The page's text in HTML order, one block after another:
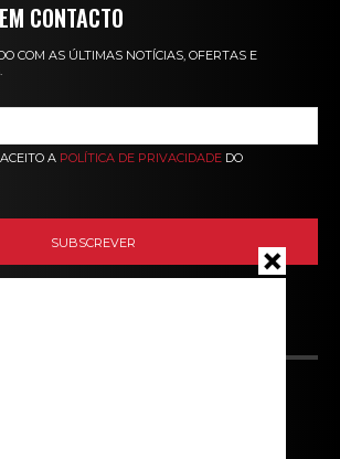
CONTACTO
COM AS ÚLTIMAS NOTÍCIAS, OFERTAS E
A POLÍTICA DE PRIVACIDADE DO